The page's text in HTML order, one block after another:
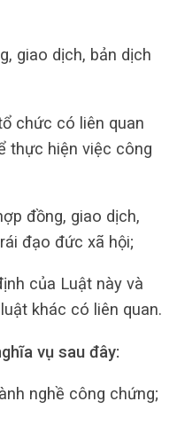
giao dịch, bản dịch
chức có liên quan
thực hiện việc công
đồng, giao dịch,
đạo đức xã hội;
của Luật này và
khác có liên quan.
vụ sau đây:
nghề công chứng;